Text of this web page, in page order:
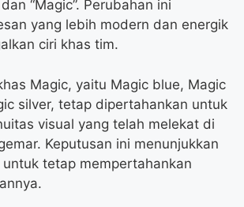
“Magic”. Perubahan ini
yang lebih modern dan energik
ciri khas tim.
Magic, yaitu Magic blue, Magic
silver, tetap dipertahankan untuk
visual yang telah melekat di
Keputusan ini menunjukkan
tetap mempertahankan